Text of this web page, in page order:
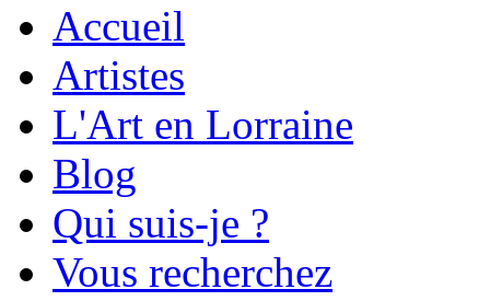
Accueil
Artistes
L'Art en Lorraine
Blog
Qui suis-je ?
Vous recherchez